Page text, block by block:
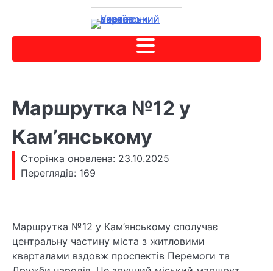
Маршрутка №12 у
Камʼянському
Сторінка оновлена: 23.10.2025
Переглядів: 169
Маршрутка №12 у Кам’янському сполучає
центральну частину міста з житловими
кварталами вздовж проспектів Перемоги та